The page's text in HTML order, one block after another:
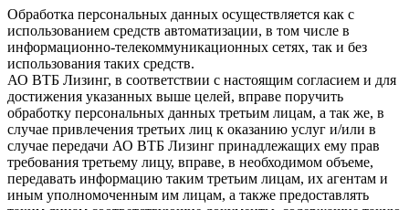
Обработка персональных данных осуществляется как с
использованием средств автоматизации, в том числе в
информационно-телекоммуникационных сетях, так и без
использования таких средств.
АО ВТБ Лизинг, в соответствии с настоящим согласием и для
достижения указанных выше целей, вправе поручить
обработку персональных данных третьим лицам, а так же, в
случае привлечения третьих лиц к оказанию услуг и/или в
случае передачи АО ВТБ Лизинг принадлежащих ему прав
требования третьему лицу, вправе, в необходимом объеме,
передавать информацию таким третьим лицам, их агентам и
иным уполномоченным им лицам, а также предоставлять